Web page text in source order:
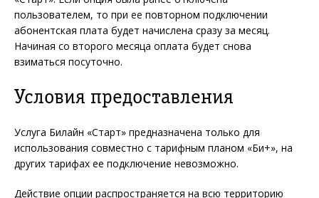
пользователем, то при ее повторном подключении
абонентская плата будет начислена сразу за месяц.
Начиная со второго месяца оплата будет снова
взиматься посуточно.
Условия предоставления
Услуга Билайн «Старт» предназначена только для
использования совместно с тарифным планом «Би+», на
других тарифах ее подключение невозможно.
Действие опции распространяется на всю территорию